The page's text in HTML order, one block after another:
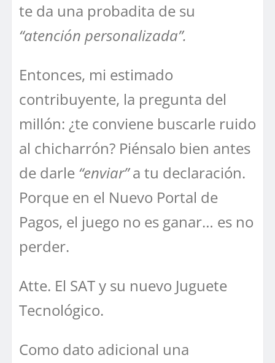
te da una probadita de su
“atención personalizada”.
Entonces, mi estimado
contribuyente, la pregunta del
millón: ¿te conviene buscarle ruido
al chicharrón? Piénsalo bien antes
de darle “enviar”a tu declaración.
Porque en el Nuevo Portal de
Pagos, el juego no es ganar… es no
perder.
Atte. El SAT y su nuevo Juguete
Tecnológico.
Como dato adicional una